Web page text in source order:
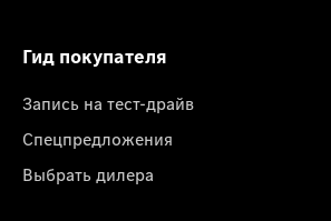
Гид покупателя
Запись на тест-драйв
Спецпредложения
Выбрать дилера